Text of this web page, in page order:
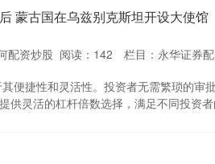
蒙古国在乌兹别克斯坦开设大使馆
配资炒股 阅读： 142 栏目： 永华证券
便捷性和灵活性。投资者无需繁琐的审
供灵活的杠杆倍数选择，满足不同投资